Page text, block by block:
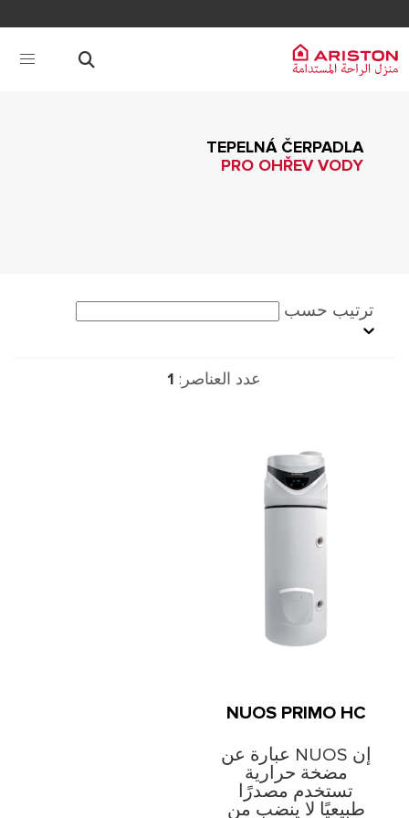
TEPELNÁ ČERPADLA
PRO OHŘEV VODY
ترتيب حسب
عدد العناصر: 1
NUOS PRIMO HC
إن NUOS عبارة عن
مضخة حرارية
تستخدم مصدرًا
طبيعيًا لا ينضب من